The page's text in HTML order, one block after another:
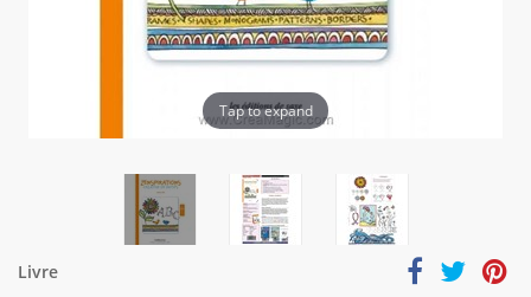
Tap to expand
Livre